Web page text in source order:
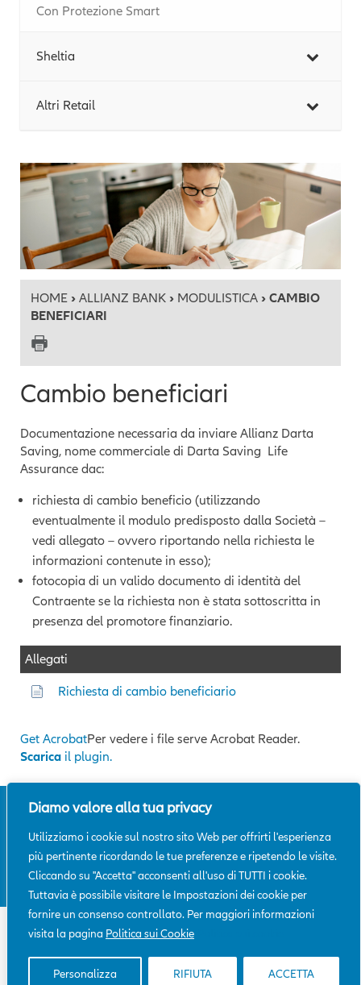
Diamo valore alla tua privacy
Utilizziamo i cookie sul nostro sito Web per offrirti l'esperienza
più pertinente ricordando le tue preferenze e ripetendo le visite.
Cliccando su "Accetta" acconsenti all'uso di TUTTI i cookie.
Tuttavia è possibile visitare le Impostazioni dei cookie per
fornire un consenso controllato. Per maggiori informazioni
visita la pagina Politica sui Cookie
Personalizza RIFIUTA ACCETTA
Con Protezione Smart
Sheltia
Altri Retail
HOME› ALLIANZ BANK› MODULISTICA› CAMBIO
BENEFICIARI
Cambio beneficiari
Documentazione necessaria da inviare Allianz Darta
Saving, nome commerciale di Darta Saving Life
Assurance dac:
richiesta di cambio beneficio (utilizzando
eventualmente il modulo predisposto dalla Società –
vedi allegato – ovvero riportando nella richiesta le
informazioni contenute in esso);
fotocopia di un valido documento di identità del
Contraente se la richiesta non è stata sottoscritta in
presenza del promotore finanziario.
Allegati
Richiesta di cambio beneficiario
Get AcrobatPer vedere i file serve Acrobat Reader.
Scarica il plugin.
Glossario
Note
legali | Privacy | Aiuto | Conflitto
d'interessi | Reclami | SpeakUp@Allianz
© Allianz Darta Saving 2026
Allianz Darta Saving è il nome commerciale di Darta Saving Life
Assurance Dac.
Cap. soc. € 5.000.000 int. Versato | Company Reg. No.: 365015 | VAT.